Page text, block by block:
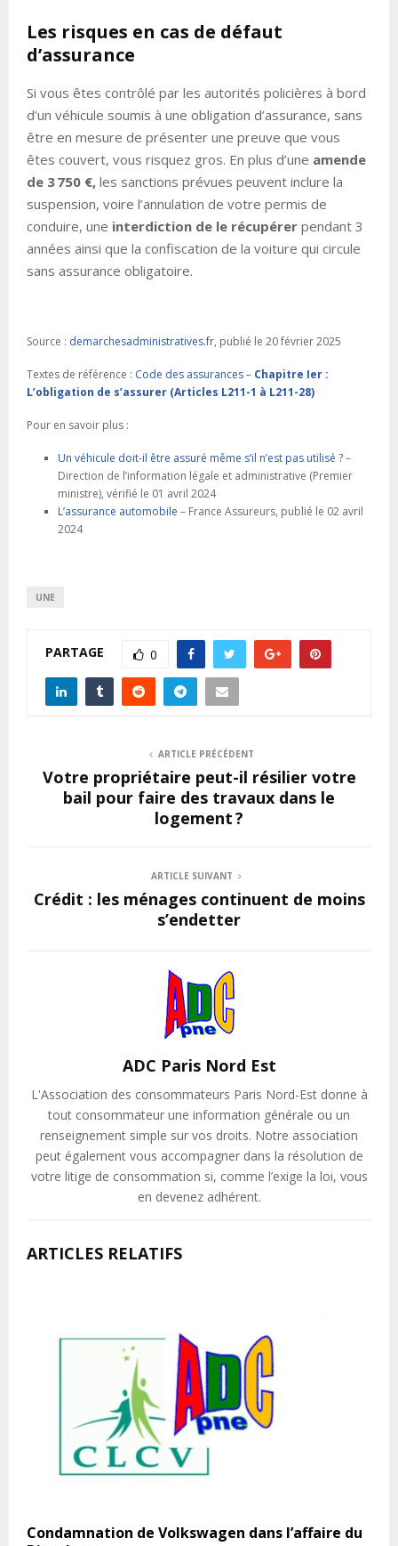
Les risques en cas de défaut
d’assurance
Si vous êtes contrôlé par les autorités policières à bord
d’un véhicule soumis à une obligation d’assurance, sans
être en mesure de présenter une preuve que vous
êtes couvert, vous risquez gros. En plus d’une amende
de 3 750 €, les sanctions prévues peuvent inclure la
suspension, voire l’annulation de votre permis de
conduire, une interdiction de le récupérer pendant 3
années ainsi que la confiscation de la voiture qui circule
sans assurance obligatoire.
Source : demarchesadministratives.fr, publié le 20 février 2025
Textes de référence : Code des assurances – Chapitre Ier :
L’obligation de s’assurer (Articles L211-1 à L211-28)
Pour en savoir plus :
Un véhicule doit-il être assuré même s’il n’est pas utilisé ?–
Direction de l’information légale et administrative (Premier
ministre), vérifié le 01 avril 2024
L’assurance automobile – France Assureurs, publié le 02 avril
2024
UNE
PARTAGE 0
ARTICLE PRÉCÉDENT
Votre propriétaire peut-il résilier votre
bail pour faire des travaux dans le
logement ?
ARTICLE SUIVANT
Crédit : les ménages continuent de moins
s’endetter
ADC Paris Nord Est
L'Association des consommateurs Paris Nord-Est donne à
tout consommateur une information générale ou un
renseignement simple sur vos droits. Notre association
peut également vous accompagner dans la résolution de
votre litige de consommation si, comme l’exige la loi, vous
en devenez adhérent.
ARTICLES RELATIFS
Condamnation de Volkswagen dans l’affaire du